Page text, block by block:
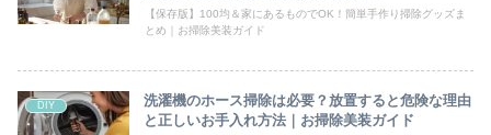
【保存版】100均＆家にあるものでOK！簡単手作り掃除グッズま
とめ｜お掃除美装ガイド
DIY
洗濯機のホース掃除は必要？放置すると危険な理由
と正しいお手入れ方法｜お掃除美装ガイド